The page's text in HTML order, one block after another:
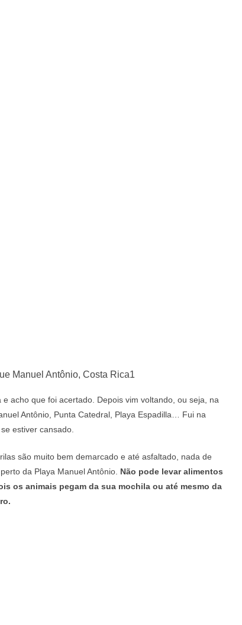
Manuel Antônio, Costa Rica1
acho que foi acertado. Depois vim voltando, ou seja, na
Antônio, Punta Catedral, Playa Espadilla… Fui na
estiver cansado.
são muito bem demarcado e até asfaltado, nada de
da Playa Manuel Antônio. Não pode levar alimentos
os animais pegam da sua mochila ou até mesmo da